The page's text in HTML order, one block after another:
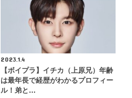
2023.1.4
【ボイプラ】イチカ（上原兄）年齢
は最年長で経歴がわかるプロフィー
ル！弟と…